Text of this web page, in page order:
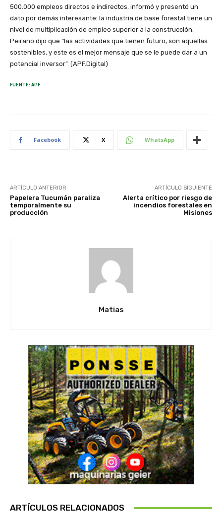
500.000 empleos directos e indirectos, informó y presentó un
dato por demás interesante: la industria de base forestal tiene un
nivel de multiplicación de empleo superior a la construcción.
Peirano dijo que “las actividades que tienen futuro, son aquellas
sostenibles, y este es el mejor mensaje que se le puede dar a un
potencial inversor”. (APF.Digital)
FUENTE: APF
Facebook X WhatsApp
ARTÍCULO ANTERIOR
Papelera Tucumán paraliza
temporalmente su
producción
ARTÍCULO SIGUIENTE
Alerta crítico por riesgo de
incendios forestales en
Misiones
Matias
ARTÍCULOS RELACIONADOS